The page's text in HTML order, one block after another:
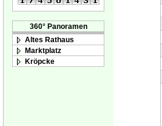
360° Panoramen
Altes Rathaus
Marktplatz
Kröpcke